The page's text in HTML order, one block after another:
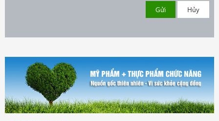
Gửi Hủy